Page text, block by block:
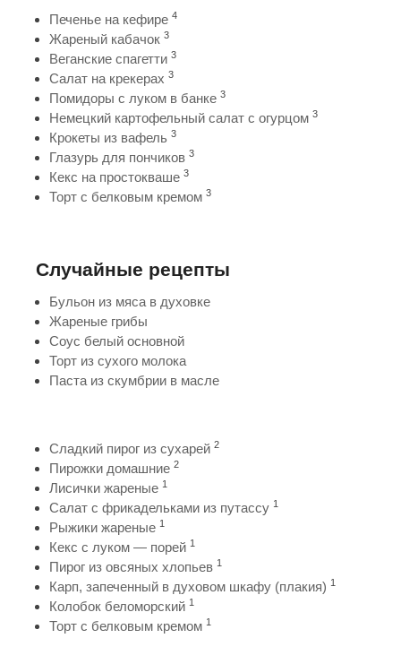
Печенье на кефире 4
Жареный кабачок 3
Веганские спагетти 3
Салат на крекерах 3
Помидоры с луком в банке 3
Немецкий картофельный салат с огурцом 3
Крокеты из вафель 3
Глазурь для пончиков 3
Кекс на простокваше 3
Торт с белковым кремом 3
Случайные рецепты
Бульон из мяса в духовке
Жареные грибы
Соус белый основной
Торт из сухого молока
Паста из скумбрии в масле
Сладкий пирог из сухарей 2
Пирожки домашние 2
Лисички жареные 1
Салат с фрикадельками из путассу 1
Рыжики жареные 1
Кекс с луком — порей 1
Пирог из овсяных хлопьев 1
Карп, запеченный в духовом шкафу (плакия) 1
Колобок беломорский 1
Торт с белковым кремом 1